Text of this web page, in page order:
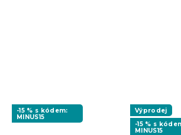
-15 % s kódem:
MINUS15
Výprodej
-15 % s
MINUS15